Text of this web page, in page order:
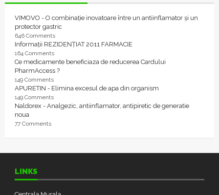
VIMOVO - O combinație inovatoare între un antiinflamator și un
protector gastric
646 Comments
Informații REZIDENȚIAT 2011 FARMACIE
164 Comments
Ce medicamente beneficiaza de reducerea Cardului
PharmAccess ?
149 Comments
APURETIN - Elimina excesul de apa din organism
149 Comments
Naldorex - Analgezic, antiinflamator, antipiretic de generatie
noua
77 Comments
LINKS